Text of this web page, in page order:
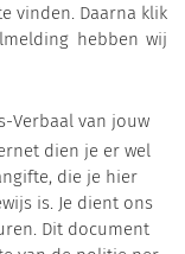
vinden. Daarna klik
hebben wij
Verbaal van jouw
dien je er wel
die je hier
is. Je dient ons
Dit document